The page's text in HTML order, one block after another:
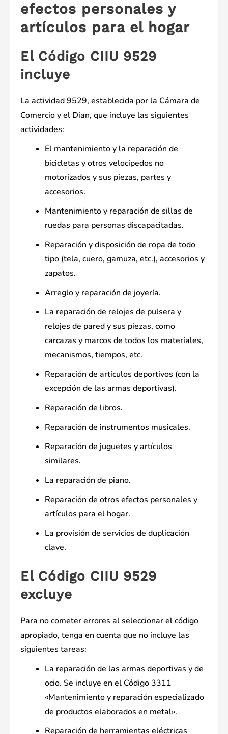
efectos personales y
artículos para el hogar
El Código CIIU 9529
incluye
La actividad 9529, establecida por la Cámara de
Comercio y el Dian, que incluye las siguientes
actividades:
El mantenimiento y la reparación de
bicicletas y otros velocipedos no
motorizados y sus piezas, partes y
accesorios.
Mantenimiento y reparación de sillas de
ruedas para personas discapacitadas.
Reparación y disposición de ropa de todo
tipo (tela, cuero, gamuza, etc.), accesorios y
zapatos.
Arreglo y reparación de joyería.
La reparación de relojes de pulsera y
relojes de pared y sus piezas, como
carcazas y marcos de todos los materiales,
mecanismos, tiempos, etc.
Reparación de artículos deportivos (con la
excepción de las armas deportivas).
Reparación de libros.
Reparación de instrumentos musicales.
Reparación de juguetes y artículos
similares.
La reparación de piano.
Reparación de otros efectos personales y
artículos para el hogar.
La provisión de servicios de duplicación
clave.
El Código CIIU 9529
excluye
Para no cometer errores al seleccionar el código
apropiado, tenga en cuenta que no incluye las
siguientes tareas:
La reparación de las armas deportivas y de
ocio. Se incluye en el Código 3311
«Mantenimiento y reparación especializado
de productos elaborados en metal».
Reparación de herramientas eléctricas